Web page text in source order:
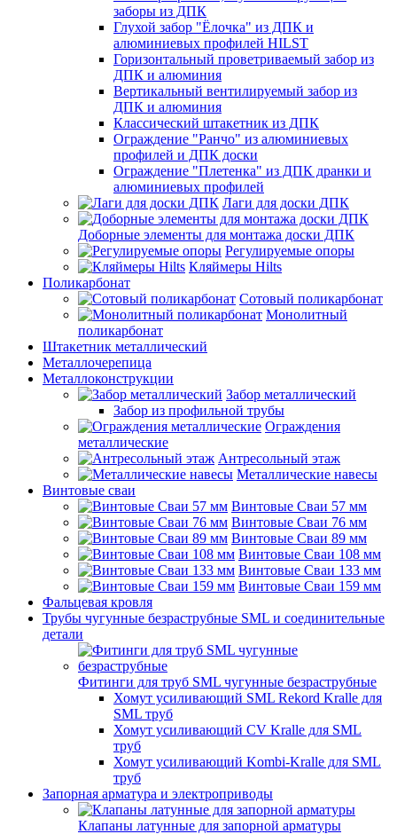
заборы из ДПК
Глухой забор "Ёлочка" из ДПК и
алюминиевых профилей HILST
Горизонтальный проветриваемый забор из
ДПК и алюминия
Вертикальный вентилируемый забор из
ДПК и алюминия
Классический штакетник из ДПК
Ограждение "Ранчо" из алюминиевых
профилей и ДПК доски
Ограждение "Плетенка" из ДПК дранки и
алюминиевых профилей
Лаги для доски ДПК
Доборные элементы для монтажа доски ДПК
Регулируемые опоры
Кляймеры Hilts
Поликарбонат
Сотовый поликарбонат
Монолитный
поликарбонат
Штакетник металлический
Металлочерепица
Металлоконструкции
Забор металлический
Забор из профильной трубы
Ограждения
металлические
Антресольный этаж
Металлические навесы
Винтовые сваи
Винтовые Сваи 57 мм
Винтовые Сваи 76 мм
Винтовые Сваи 89 мм
Винтовые Сваи 108 мм
Винтовые Сваи 133 мм
Винтовые Сваи 159 мм
Фальцевая кровля
Трубы чугунные безраструбные SML и соединительные
детали
Фитинги для труб SML чугунные безраструбные
Хомут усиливающий SML Rekord Kralle для
SML труб
Хомут усиливающий CV Kralle для SML
труб
Хомут усиливающий Kombi-Kralle для SML
труб
Запорная арматура и электроприводы
Клапаны латунные для запорной арматуры